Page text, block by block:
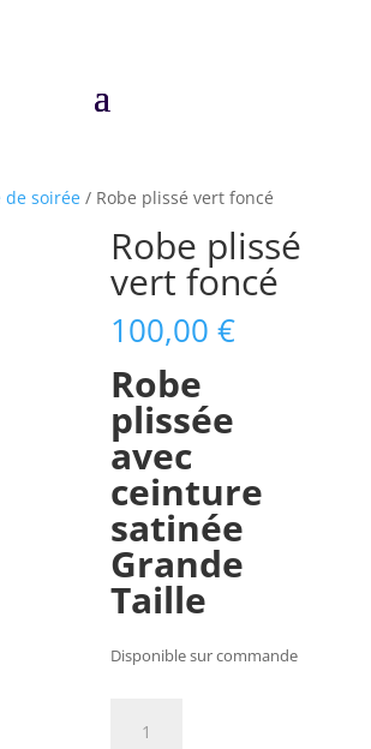
de soirée/ Robe plissé vert foncé
Robe plissé
vert foncé
100,00€
Robe
plissée
avec
ceinture
satinée
Grande
Taille
Disponible sur commande